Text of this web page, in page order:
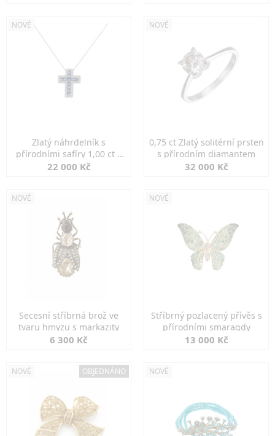
NOVÉ
Zlatý náhrdelník s
přírodními safíry 1,00 ct a
diamanty
22 000 Kč
NOVÉ
0,75 ct Zlatý solitérní prsten
s přírodním diamantem
32 000 Kč
NOVÉ
Secesní stříbrná brož ve
tvaru hmyzu s markazity
6 300 Kč
NOVÉ
Stříbrný pozlacený přívěs s
přírodními smaragdy
13 000 Kč
NOVÉ OBJEDNÁNO NOVÉ